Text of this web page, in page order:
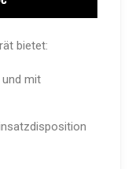
bietet:
und mit